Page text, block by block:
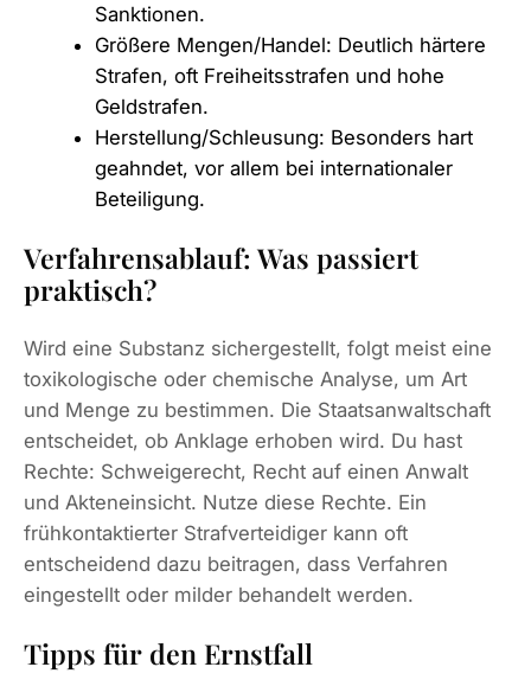
Sanktionen.
Größere Mengen/Handel: Deutlich härtere
Strafen, oft Freiheitsstrafen und hohe
Geldstrafen.
Herstellung/Schleusung: Besonders hart
geahndet, vor allem bei internationaler
Beteiligung.
Verfahrensablauf: Was passiert
praktisch?
Wird eine Substanz sichergestellt, folgt meist eine
toxikologische oder chemische Analyse, um Art
und Menge zu bestimmen. Die Staatsanwaltschaft
entscheidet, ob Anklage erhoben wird. Du hast
Rechte: Schweigerecht, Recht auf einen Anwalt
und Akteneinsicht. Nutze diese Rechte. Ein
frühkontaktierter Strafverteidiger kann oft
entscheidend dazu beitragen, dass Verfahren
eingestellt oder milder behandelt werden.
Tipps für den Ernstfall